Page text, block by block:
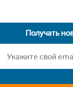
Получать